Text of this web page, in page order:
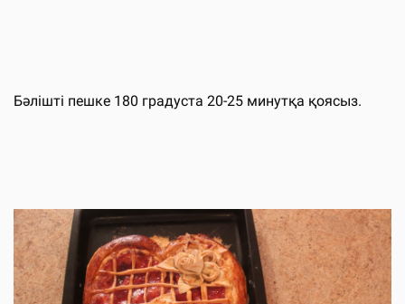
Бәлішті пешке 180 градуста 20-25 минутқа қоясыз.